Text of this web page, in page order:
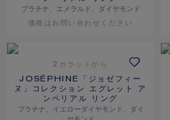
プラチナ、エメラルド、ダイヤモンド
価格は​お問い合わせください
2カラットから
JOSÉPHINE「ジョゼフィー
ヌ」コレクション エグレット ア
ンペリアル リング
プラチナ、イエローダイヤモンド、ダイ